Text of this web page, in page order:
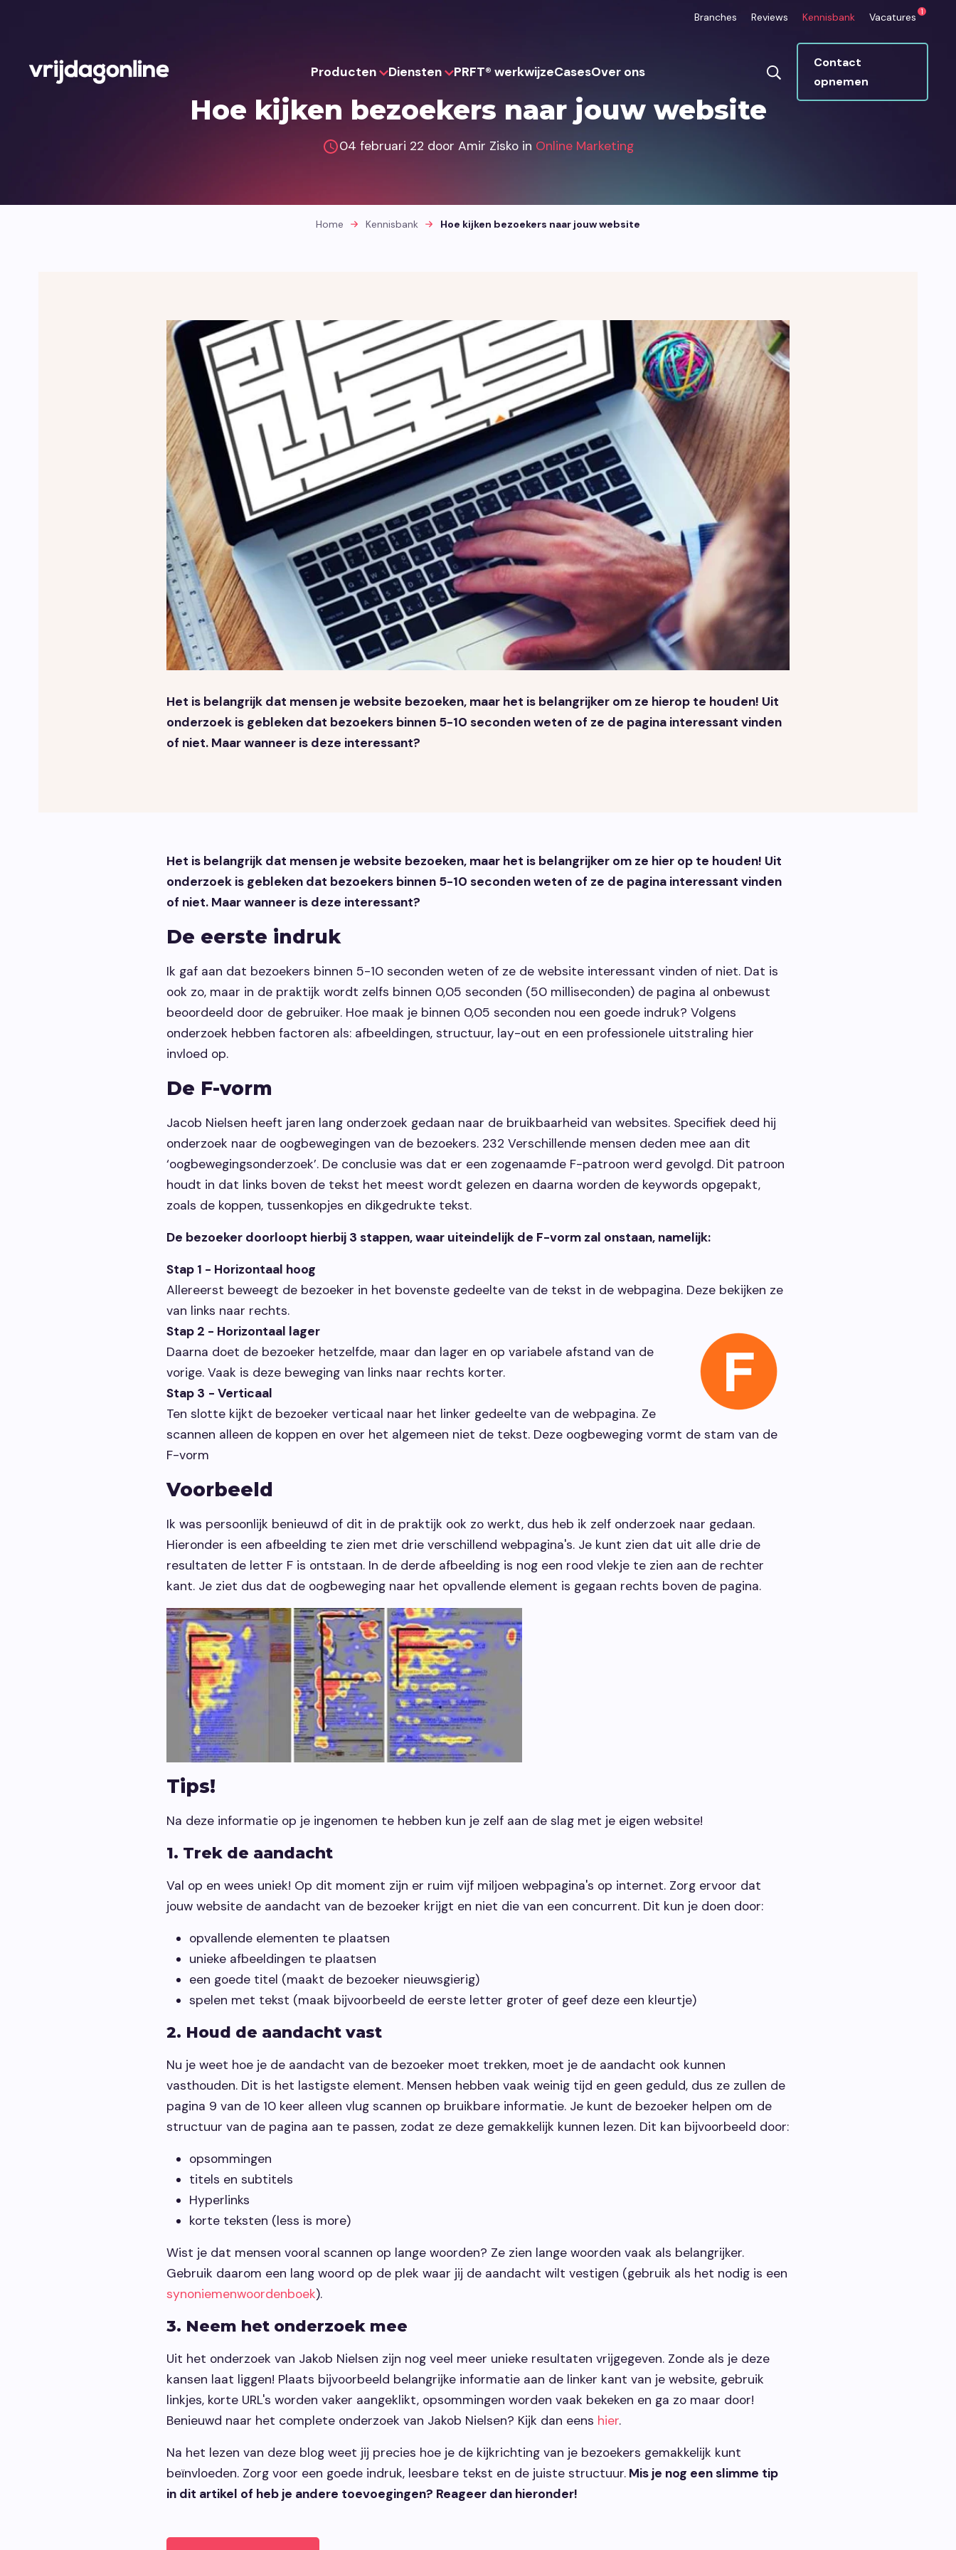
Branches Reviews Kennisbank Vacatures 1
Producten
Websites
maken.
Webshops
vindbaar maken.
Diensten
Strategie
Development
Webontwikkeling die past bij jouw
organisatie.
Leadinfo
Direct bedrijven herkennen op je
website. Perfect voor Sales!.
PRFT® werkwijzeCasesOver ons
Contact
opnemen
Hoe kijken bezoekers naar jouw website
04 februari 22 door Amir Zisko in Online Marketing
Home Kennisbank Hoe kijken bezoekers naar jouw website
Het is belangrijk dat mensen je website bezoeken, maar het is belangrijker om ze hierop te houden! Uit
onderzoek is gebleken dat bezoekers binnen 5-10 seconden weten of ze de pagina interessant vinden
of niet. Maar wanneer is deze interessant?
Het is belangrijk dat mensen je website bezoeken, maar het is belangrijker om ze hier op te houden! Uit
onderzoek is gebleken dat bezoekers binnen 5-10 seconden weten of ze de pagina interessant vinden
of niet. Maar wanneer is deze interessant?
De eerste indruk
Ik gaf aan dat bezoekers binnen 5-10 seconden weten of ze de website interessant vinden of niet. Dat is
ook zo, maar in de praktijk wordt zelfs binnen 0,05 seconden (50 milliseconden) de pagina al onbewust
beoordeeld door de gebruiker. Hoe maak je binnen 0,05 seconden nou een goede indruk? Volgens
onderzoek hebben factoren als: afbeeldingen, structuur, lay-out en een professionele uitstraling hier
invloed op.
De F-vorm
Jacob Nielsen heeft jaren lang onderzoek gedaan naar de bruikbaarheid van websites. Specifiek deed hij
onderzoek naar de oogbewegingen van de bezoekers. 232 Verschillende mensen deden mee aan dit
‘oogbewegingsonderzoek’. De conclusie was dat er een zogenaamde F-patroon werd gevolgd. Dit patroon
houdt in dat links boven de tekst het meest wordt gelezen en daarna worden de keywords opgepakt,
zoals de koppen, tussenkopjes en dikgedrukte tekst.
De bezoeker doorloopt hierbij 3 stappen, waar uiteindelijk de F-vorm zal onstaan, namelijk:
Stap 1 - Horizontaal hoog
Allereerst beweegt de bezoeker in het bovenste gedeelte van de tekst in de webpagina. Deze bekijken ze
van links naar rechts.
Stap 2 - Horizontaal lager
Daarna doet de bezoeker hetzelfde, maar dan lager en op variabele afstand van de
vorige. Vaak is deze beweging van links naar rechts korter.
Stap 3 - Verticaal
Ten slotte kijkt de bezoeker verticaal naar het linker gedeelte van de webpagina. Ze
scannen alleen de koppen en over het algemeen niet de tekst. Deze oogbeweging vormt de stam van de
F-vorm
Voorbeeld
Ik was persoonlijk benieuwd of dit in de praktijk ook zo werkt, dus heb ik zelf onderzoek naar gedaan.
Hieronder is een afbeelding te zien met drie verschillend webpagina's. Je kunt zien dat uit alle drie de
resultaten de letter F is ontstaan. In de derde afbeelding is nog een rood vlekje te zien aan de rechter
kant. Je ziet dus dat de oogbeweging naar het opvallende element is gegaan rechts boven de pagina.
Tips!
Na deze informatie op je ingenomen te hebben kun je zelf aan de slag met je eigen website!
1. Trek de aandacht
Val op en wees uniek! Op dit moment zijn er ruim vijf miljoen webpagina's op internet. Zorg ervoor dat
jouw website de aandacht van de bezoeker krijgt en niet die van een concurrent. Dit kun je doen door:
opvallende elementen te plaatsen
unieke afbeeldingen te plaatsen
een goede titel (maakt de bezoeker nieuwsgierig)
spelen met tekst (maak bijvoorbeeld de eerste letter groter of geef deze een kleurtje)
2. Houd de aandacht vast
Nu je weet hoe je de aandacht van de bezoeker moet trekken, moet je de aandacht ook kunnen
vasthouden. Dit is het lastigste element. Mensen hebben vaak weinig tijd en geen geduld, dus ze zullen de
pagina 9 van de 10 keer alleen vlug scannen op bruikbare informatie. Je kunt de bezoeker helpen om de
structuur van de pagina aan te passen, zodat ze deze gemakkelijk kunnen lezen. Dit kan bijvoorbeeld door:
opsommingen
titels en subtitels
Hyperlinks
korte teksten (less is more)
Wist je dat mensen vooral scannen op lange woorden? Ze zien lange woorden vaak als belangrijker.
Gebruik daarom een lang woord op de plek waar jij de aandacht wilt vestigen (gebruik als het nodig is een
synoniemenwoordenboek).
3. Neem het onderzoek mee
Uit het onderzoek van Jakob Nielsen zijn nog veel meer unieke resultaten vrijgegeven. Zonde als je deze
kansen laat liggen! Plaats bijvoorbeeld belangrijke informatie aan de linker kant van je website, gebruik
linkjes, korte URL's worden vaker aangeklikt, opsommingen worden vaak bekeken en ga zo maar door!
Benieuwd naar het complete onderzoek van Jakob Nielsen? Kijk dan eens hier.
Na het lezen van deze blog weet jij precies hoe je de kijkrichting van je bezoekers gemakkelijk kunt
beïnvloeden. Zorg voor een goede indruk, leesbare tekst en de juiste structuur. Mis je nog een slimme tip
in dit artikel of heb je andere toevoegingen? Reageer dan hieronder!